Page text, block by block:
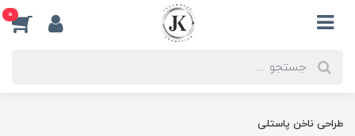
0
طراحی ناخن پاستلی